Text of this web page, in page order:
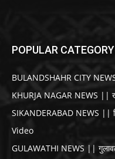
POPULAR CATEGORY
BULANDSHAHR CITY
KHURJA NAGAR NEWS ||
SIKANDERABAD NEWS ||
Video
GULAWATHI NEWS ||